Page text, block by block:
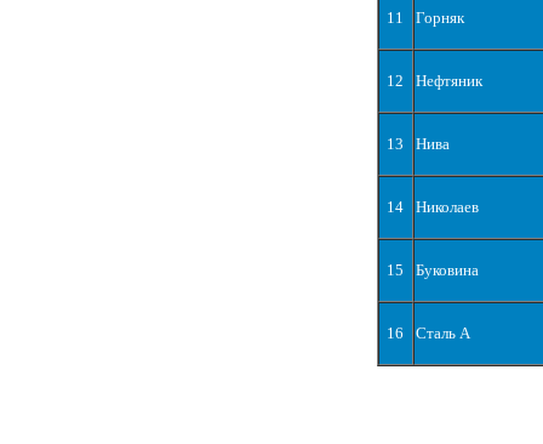
11 Горняк
12 Нефтяник
13 Нива
14 Николаев
15 Буковина
16 Сталь А